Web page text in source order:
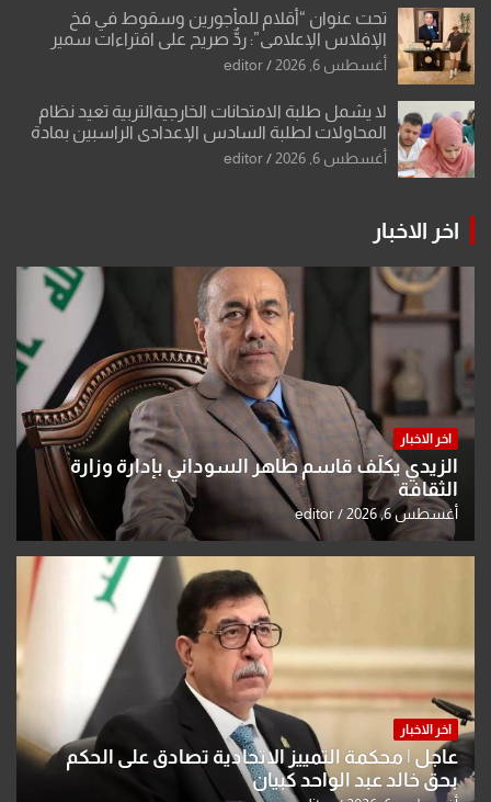
تحت عنوان “أقلام للمأجورين وسقوط في فخ
الإفلاس الإعلامي”: ردٌّ صريح على افتراءات سمير
الشكرجي
أغسطس 6, 2026 editor
لا يشمل طلبة الامتحانات الخارجيةالتربية تعيد نظام
المحاولات لطلبة السادس الإعدادي الراسبين بمادة
أو مادتين
أغسطس 6, 2026 editor
اخر الاخبار
اخر الاخبار
الزيدي يكلّف قاسم طاهر السوداني بإدارة وزارة
الثقافة
أغسطس 6, 2026 editor
اخر الاخبار
عاجل | محكمة التمييز الاتحادية تصادق على الحكم
بحق خالد عبد الواحد كبيان